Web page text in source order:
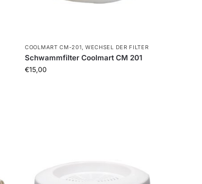
COOLMART CM-201, WECHSEL DER FILTER
Schwammfilter Coolmart CM 201
€15,00